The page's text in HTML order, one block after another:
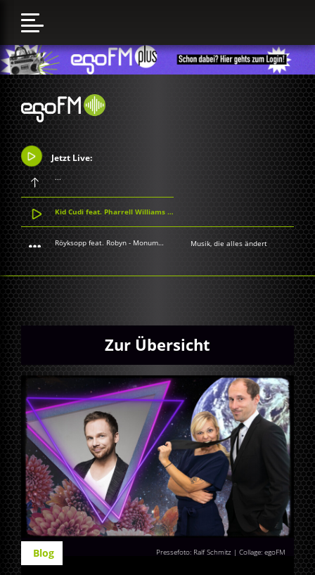
Jetzt Live:
...
Kid Cudi feat. Pharrell Williams - Surfin
Röyksopp feat. Robyn - Monument Musik, die alles ändert
Zur Übersicht
Pressefoto: Ralf Schmitz | Collage: egoFM
Blog